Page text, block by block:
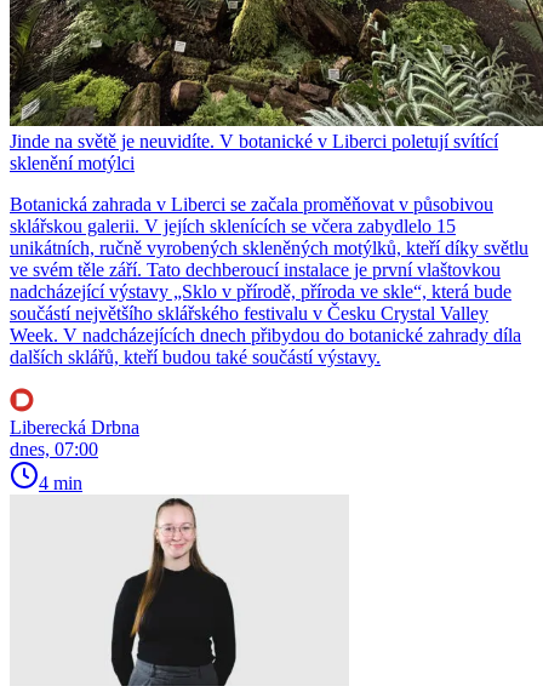
Jinde na světě je neuvidíte. V botanické v Liberci poletují svítící
sklenění motýlci
Botanická zahrada v Liberci se začala proměňovat v působivou
sklářskou galerii. V jejích sklenících se včera zabydlelo 15
unikátních, ručně vyrobených skleněných motýlků, kteří díky světlu
ve svém těle září. Tato dechberoucí instalace je první vlaštovkou
nadcházející výstavy „Sklo v přírodě, příroda ve skle“, která bude
součástí největšího sklářského festivalu v Česku Crystal Valley
Week. V nadcházejících dnech přibydou do botanické zahrady díla
dalších sklářů, kteří budou také součástí výstavy.
Liberecká Drbna
dnes, 07:00
4 min